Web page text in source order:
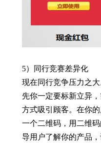
5）同行竞赛差异化
现在同行竞争压力之
先你一定要标新立异
方式吸引顾客。在你
一个二维码，用二维
导用户了解你的产品